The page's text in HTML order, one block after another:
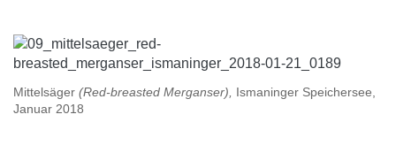
Mittelsäger (Red-breasted Merganser), Ismaninger Speichersee,
Januar 2018